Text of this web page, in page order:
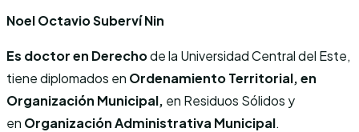
Noel Octavio Suberví Nin
Es doctor en Derechode la Universidad Central del Este,
tiene diplomados en Ordenamiento Territorial, en
Organización Municipal, en Residuos Sólidos y
en Organización Administrativa Municipal.